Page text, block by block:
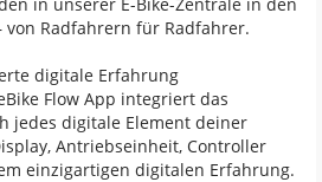
Radfahrern für Radfahrer.
digitale Erfahrung
Flow App integriert das
jedes digitale Element deiner
Antriebseinheit, Controller
einzigartigen digitalen Erfahrung.